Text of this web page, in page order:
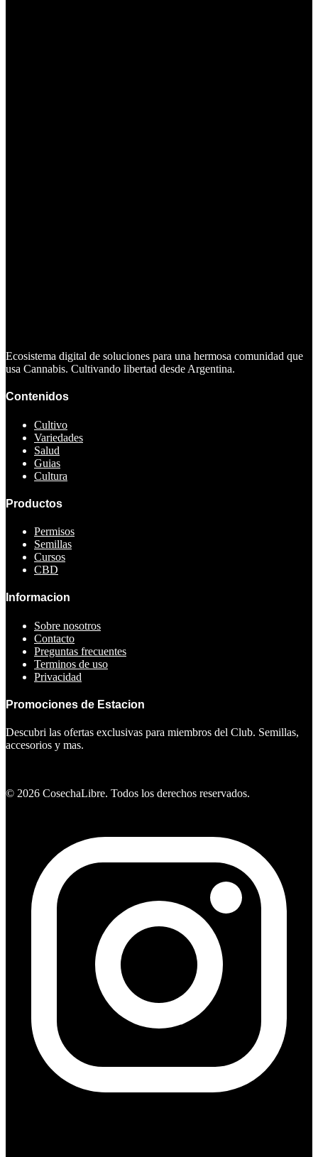
Ecosistema digital de soluciones para una hermosa comunidad que
usa Cannabis. Cultivando libertad desde Argentina.
Contenidos
Cultivo
Variedades
Salud
Guias
Cultura
Productos
Permisos
Semillas
Cursos
CBD
Informacion
Sobre nosotros
Contacto
Preguntas frecuentes
Terminos de uso
Privacidad
Promociones de Estacion
Descubri las ofertas exclusivas para miembros del Club. Semillas,
accesorios y mas.
© 2026 CosechaLibre. Todos los derechos reservados.